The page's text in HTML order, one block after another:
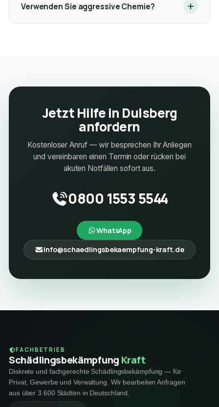
Verwenden Sie aggressive Chemie?
Jetzt Hilfe in Dulsberg
anfordern
Kostenloser Anruf — wir besprechen Ihr Anliegen
und vereinbaren einen Termin oder rücken bei
akuten Notfällen sofort aus.
0800 1553 5544
WhatsApp
info@schaedlingsbekaempfung-kraft.de
FACHBETRIEB
Schädlings­bekämpfung Kraft
Diskrete und fachgerechte Schädlingsbekämpfung — für
Privat, Gewerbe und Verwaltung. Wir bearbeiten Anfragen
aus über 3.600 Städten in Deutschland.